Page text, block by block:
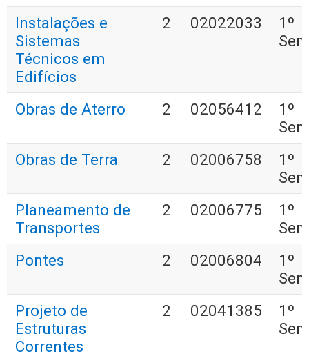
Instalações e
Sistemas
Técnicos em
Edifícios
2 02022033
1º
Obras de Aterro 2 02056412
1º
Obras de Terra
2 02006758
1º
Planeamento de
Transportes
2 02006775
1º
Pontes
2 02006804
1º
Projeto de
Estruturas
Correntes
2 02041385
1º